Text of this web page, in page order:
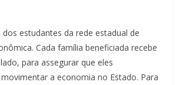
estudantes da rede estadual de
Cada família beneficiada recebe
para assegurar que eles
a economia no Estado. Para